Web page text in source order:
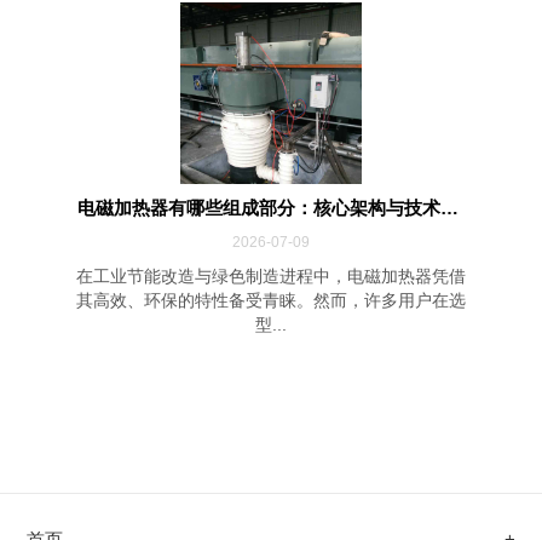
电磁加热器有哪些组成部分：核心架构与技术解...
2026-07-09
在工业节能改造与绿色制造进程中，电磁加热器凭借
其高效、环保的特性备受青睐。然而，许多用户在选
型...